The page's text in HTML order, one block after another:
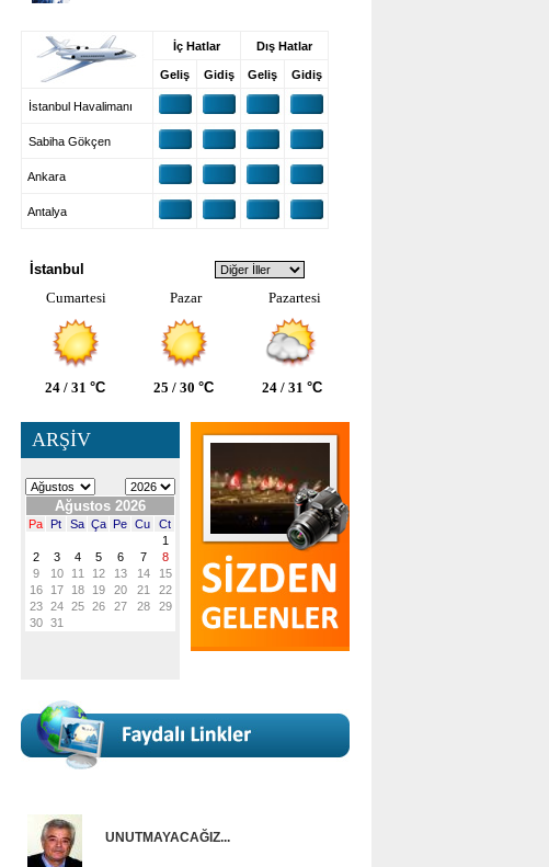
İç Hatlar Dış Hatlar
Geliş Gidiş Geliş Gidiş
İstanbul Havalimanı
Sabiha Gökçen
Ankara
Antalya
İstanbul
Cumartesi
Pazar Pazartesi
24 / 31 °C 25 / 30 °C 24 / 31 °C
ARŞİV
UNUTMAYACAĞIZ...